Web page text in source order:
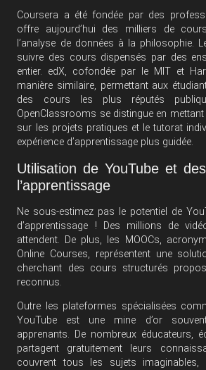
Coursera a été fondée par des
offre aujourd’hui des milliers de
l’analyse de données à la philosophie.
suivre des cours dispensés par des
entier. edX, cofondée par le MIT et
manière similaire, permettant aux
des cours les plus réputés
OpenClassrooms se distingue en
sur les projets pratiques et le tutorat
expérience d’apprentissage plus guidée.
Utilisation de YouTube et
l’apprentissage
Ne sous-estimez pas le potentiel de
d’apprentissage ! Des millions de
attendent. De plus, les MOOCs,
Online Courses, représentent une
cherchant des cours structurés
reconnus.
Outre les plateformes spécialisées
YouTube est une mine d’or
apprenants. De nombreux éducateurs,
partagent gratuitement leurs
couvrent tous les sujets imaginables,